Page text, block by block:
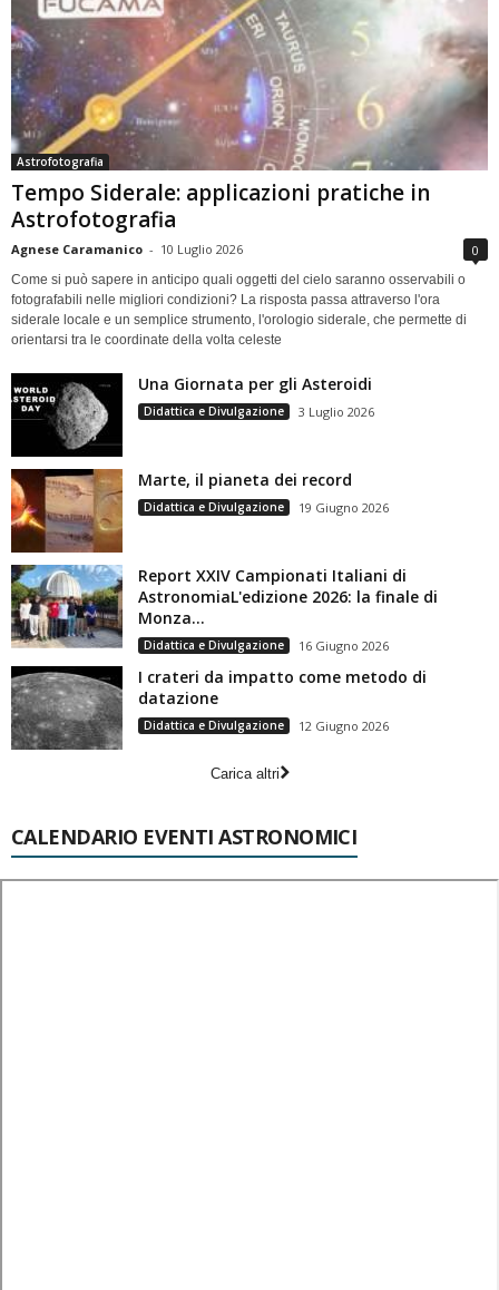
Astrofotografia
Tempo Siderale: applicazioni pratiche in
Astrofotografia
Agnese Caramanico - 10 Luglio 2026 0
Come si può sapere in anticipo quali oggetti del cielo saranno osservabili o
fotografabili nelle migliori condizioni? La risposta passa attraverso l'ora
siderale locale e un semplice strumento, l'orologio siderale, che permette di
orientarsi tra le coordinate della volta celeste
Una Giornata per gli Asteroidi
Didattica e Divulgazione 3 Luglio 2026
Marte, il pianeta dei record
Didattica e Divulgazione 19 Giugno 2026
Report XXIV Campionati Italiani di
AstronomiaL'edizione 2026: la finale di
Monza...
Didattica e Divulgazione 16 Giugno 2026
I crateri da impatto come metodo di
datazione
Didattica e Divulgazione 12 Giugno 2026
Carica altri
CALENDARIO EVENTI ASTRONOMICI